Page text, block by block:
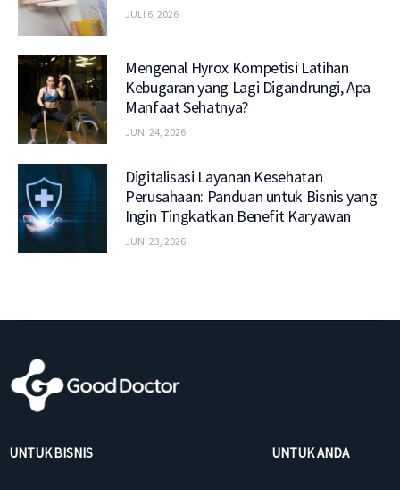
JULI 6, 2026
Mengenal Hyrox Kompetisi Latihan
Kebugaran yang Lagi Digandrungi, Apa
Manfaat Sehatnya?
JUNI 24, 2026
Digitalisasi Layanan Kesehatan
Perusahaan: Panduan untuk Bisnis yang
Ingin Tingkatkan Benefit Karyawan
JUNI 23, 2026
UNTUK BISNIS UNTUK ANDA